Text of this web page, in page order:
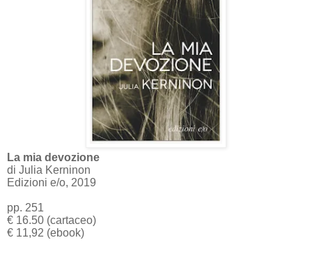
La mia devozione
di Julia Kerninon
Edizioni e/o, 2019
pp. 251
€ 16.50 (cartaceo)
€ 11,92 (ebook)